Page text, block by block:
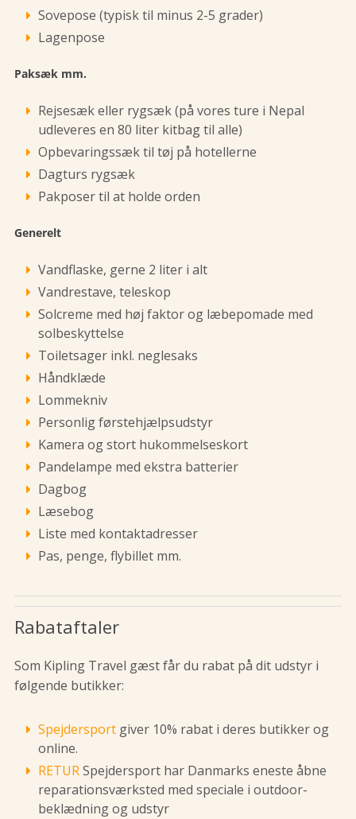
Sovepose (typisk til minus 2-5 grader)
Lagenpose
Paksæk mm.
Rejsesæk eller rygsæk (på vores ture i Nepal
udleveres en 80 liter kitbag til alle)
Opbevaringssæk til tøj på hotellerne
Dagturs rygsæk
Pakposer til at holde orden
Generelt
Vandflaske, gerne 2 liter i alt
Vandrestave, teleskop
Solcreme med høj faktor og læbepomade med
solbeskyttelse
Toiletsager inkl. neglesaks
Håndklæde
Lommekniv
Personlig førstehjælpsudstyr
Kamera og stort hukommelseskort
Pandelampe med ekstra batterier
Dagbog
Læsebog
Liste med kontaktadresser
Pas, penge, flybillet mm.
Rabataftaler
Som Kipling Travel gæst får du rabat på dit udstyr i
følgende butikker:
Spejdersport giver 10% rabat i deres butikker og
online.
RETURSpejdersport har Danmarks eneste åbne
reparationsværksted med speciale i outdoor-
beklædning og udstyr